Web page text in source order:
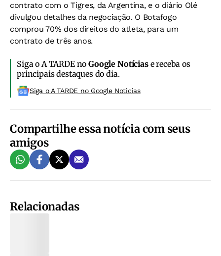
contrato com o Tigres, da Argentina, e o diário Olé
divulgou detalhes da negociação. O Botafogo
comprou 70% dos direitos do atleta, para um
contrato de três anos.
Siga o A TARDE noGoogle Notíciase receba os
principais destaques do dia.
Siga o A TARDE no Google Noticias
Compartilhe essa notícia com seus
amigos
Relacionadas